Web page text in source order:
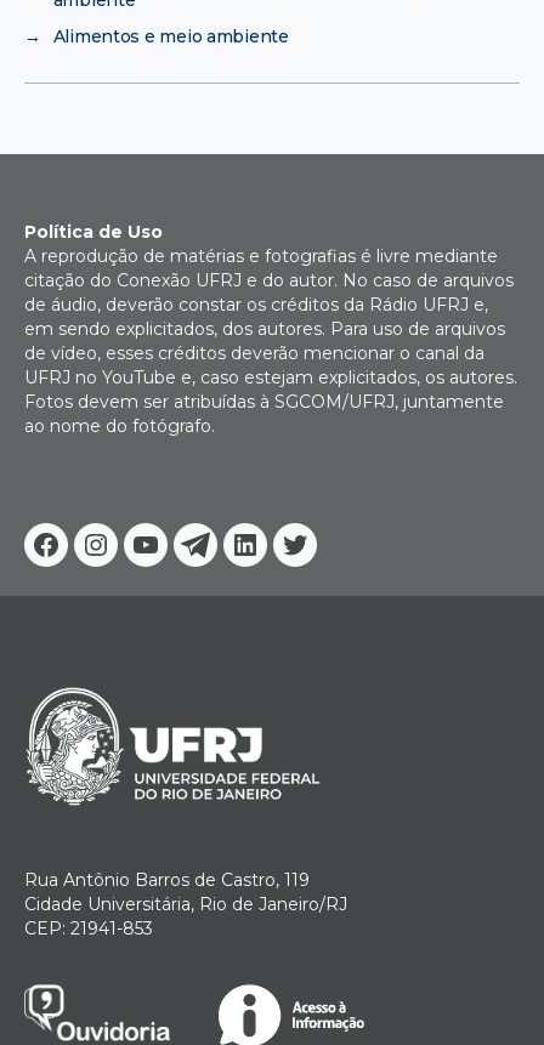
→
Alimentos e meio ambiente
Facebook
Instagram
YoutubeTelegram
Linkedin
Twitter
Política de Uso
A reprodução de matérias e fotografias é livre mediante
citação do Conexão UFRJ e do autor. No caso de arquivos
de áudio, deverão constar os créditos da Rádio UFRJ e,
em sendo explicitados, dos autores. Para uso de arquivos
de vídeo, esses créditos deverão mencionar o canal da
UFRJ no YouTube e, caso estejam explicitados, os autores.
Fotos devem ser atribuídas à SGCOM/UFRJ, juntamente
ao nome do fotógrafo.
Rua Antônio Barros de Castro, 119
Cidade Universitária, Rio de Janeiro/RJ
CEP: 21941-853